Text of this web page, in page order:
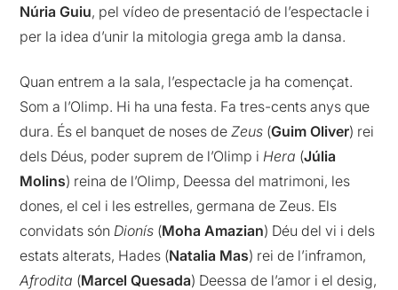
Núria Guiu, pel vídeo de presentació de l’espectacle i
per la idea d’unir la mitologia grega amb la dansa.
Quan entrem a la sala, l’espectacle ja ha començat.
Som a l’Olimp. Hi ha una festa. Fa tres-cents anys que
dura. És el banquet de noses de Zeus (Guim Oliver) rei
dels Déus, poder suprem de l’Olimp i Hera (Júlia
Molins) reina de l’Olimp, Deessa del matrimoni, les
dones, el cel i les estrelles, germana de Zeus. Els
convidats són Dionís (Moha Amazian) Déu del vi i dels
estats alterats, Hades (Natalia Mas) rei de l’inframon,
Afrodita (Marcel Quesada) Deessa de l’amor i el desig,